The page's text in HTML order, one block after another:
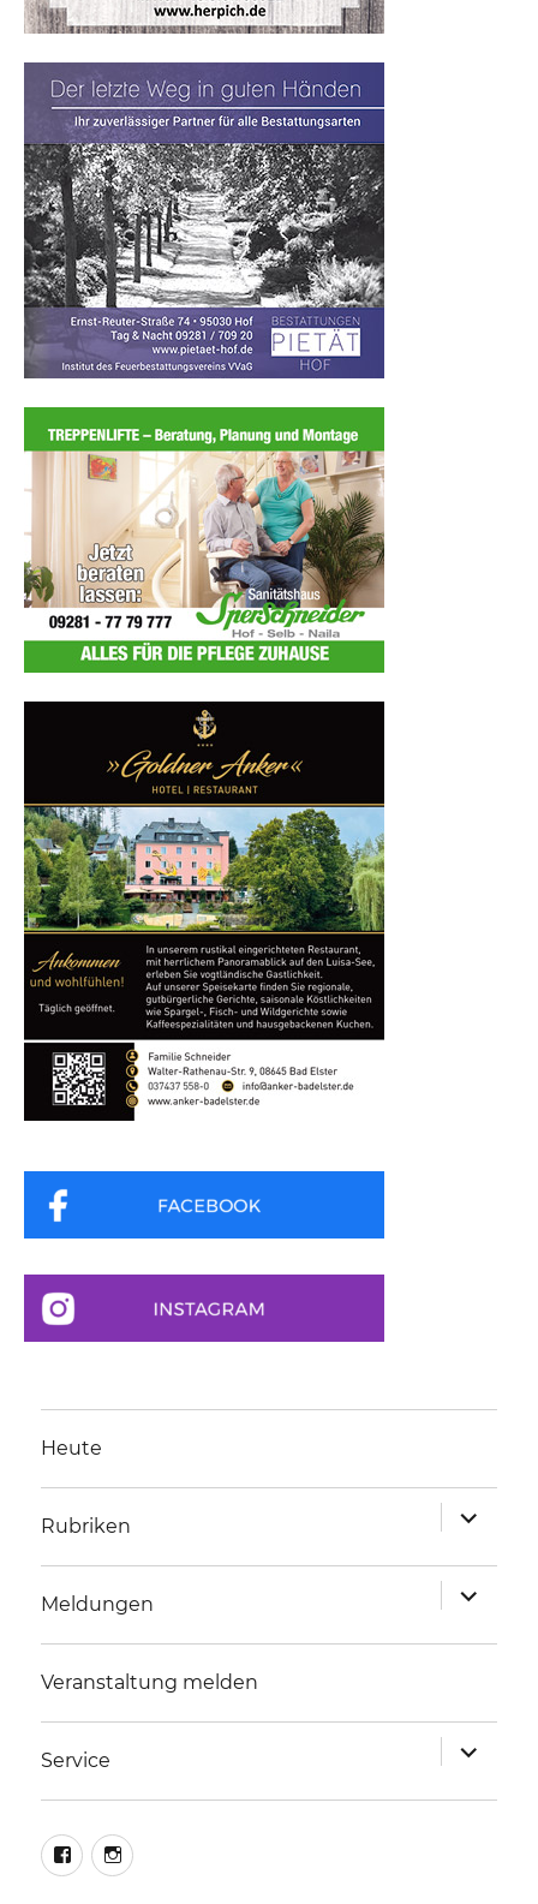
Heute
Rubriken
anzeigen
Meldungen
anzeigen
Veranstaltung melden
Service
anzeigen
facebookinstagram